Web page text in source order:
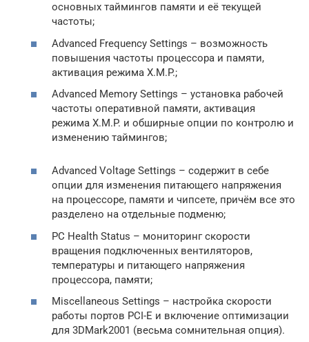
основных таймингов памяти и её текущей
частоты;
Advanced Frequency Settings – возможность
повышения частоты процессора и памяти,
активация режима X.M.P.;
Advanced Memory Settings – установка рабочей
частоты оперативной памяти, активация
режима X.M.P. и обширные опции по контролю и
изменению таймингов;
Advanced Voltage Settings – содержит в себе
опции для изменения питающего напряжения
на процессоре, памяти и чипсете, причём все это
разделено на отдельные подменю;
PC Health Status – мониторинг скорости
вращения подключенных вентиляторов,
температуры и питающего напряжения
процессора, памяти;
Miscellaneous Settings – настройка скорости
работы портов PCI-E и включение оптимизации
для 3DMark2001 (весьма сомнительная опция).